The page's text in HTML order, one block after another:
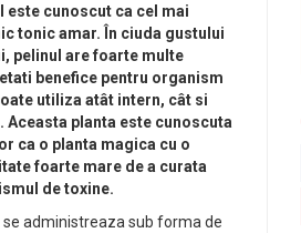
este cunoscut ca cel mai
tonic amar. În ciuda gustului
pelinul are foarte multe
benefice pentru organism
utiliza atât intern, cât si
Aceasta planta este cunoscuta
ca o planta magica cu o
foarte mare de a curata
de toxine.
se administreaza sub forma de